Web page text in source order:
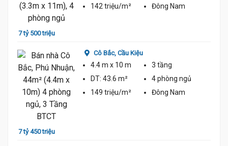
7 tỷ 500 triệu
142 triệu/m²
Đông Nam
7 tỷ 450 triệu
Cô Bắc, Cầu Kiệu
4.4 m x 10 m
3 tầng
DT: 43.6 m² 4 phòng ngủ
149 triệu/m²
Đông Nam